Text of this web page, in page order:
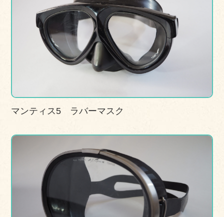
マンティス5 ラバーマスク